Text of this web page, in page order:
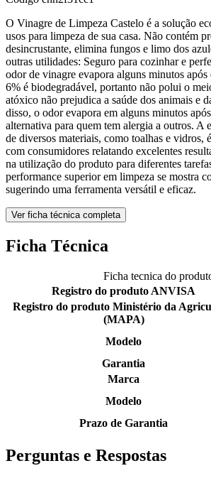
O Vinagre de Limpeza Castelo é a solução
usos para limpeza de sua casa. Não contém
desincrustante, elimina fungos e limo dos
outras utilidades: Seguro para cozinhar e
odor de vinagre evapora alguns minutos
6% é biodegradável, portanto não polui o
atóxico não prejudica a saúde dos animais e
disso, o odor evapora em alguns minutos
alternativa para quem tem alergia a outros. A
de diversos materiais, como toalhas e vidros,
com consumidores relatando excelentes
na utilização do produto para diferentes
performance superior em limpeza se mostra
sugerindo uma ferramenta versátil e eficaz.
Ver ficha técnica completa
Ficha Técnica
Ficha tecnica do
Registro do produto ANVISA
Registro do produto Ministério da
(MAPA)
Modelo
Garantia
Marca
Modelo
Prazo de Garantia
Perguntas e Respostas